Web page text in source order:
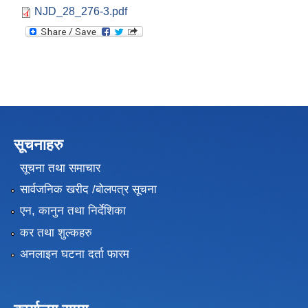
NJD_28_276-3.pdf
सूचनाहरु
सूचना तथा समाचार
सार्वजनिक खरीद /बोलपत्र सूचना
एन, कानुन तथा निर्देशिका
कर तथा शुल्कहरु
अनलाइन घटना दर्ता फारम